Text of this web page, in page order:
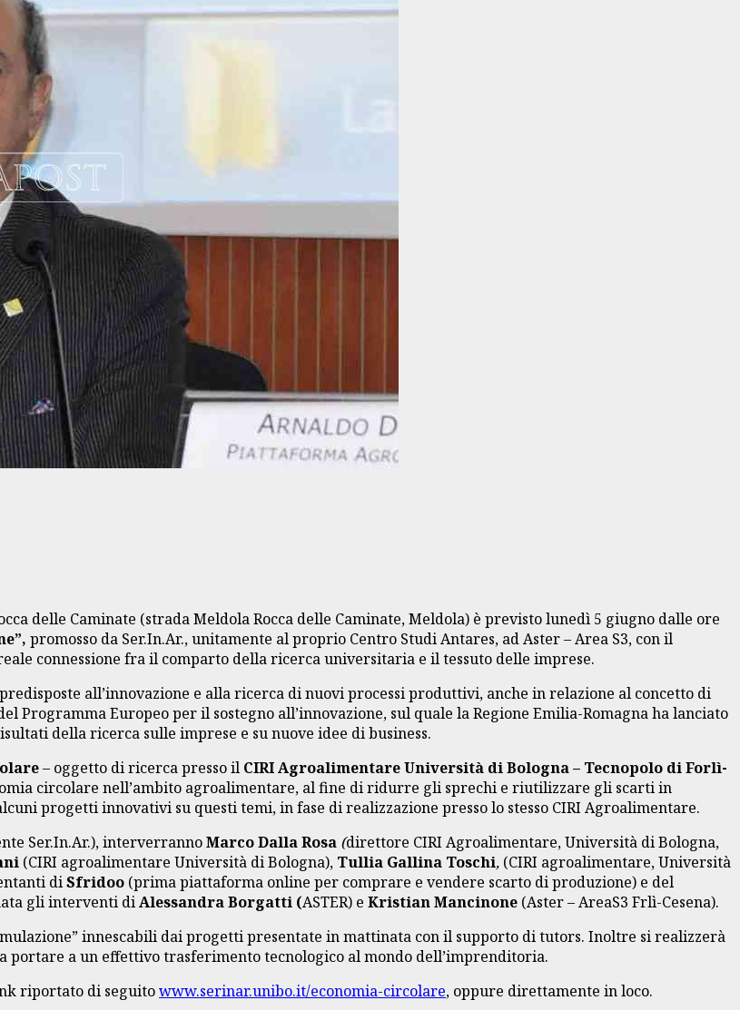
delle Caminate (strada Meldola Rocca delle Caminate, Meldola) è previsto lunedì 5 giugno dalle ore
promosso da Ser.In.Ar., unitamente al proprio Centro Studi Antares, ad Aster – Area S3, con il
connessione fra il comparto della ricerca universitaria e il tessuto delle imprese.
all’innovazione e alla ricerca di nuovi processi produttivi, anche in relazione al concetto di
Programma Europeo per il sostegno all’innovazione, sul quale la Regione Emilia-Romagna ha lanciato
della ricerca sulle imprese e su nuove idee di business.
– oggetto di ricerca presso il CIRI Agroalimentare Università di Bologna – Tecnopolo di Forlì-
circolare nell’ambito agroalimentare, al fine di ridurre gli sprechi e riutilizzare gli scarti in
progetti innovativi su questi temi, in fase di realizzazione presso lo stesso CIRI Agroalimentare.
Ser.In.Ar.), interverrannoMarco Dalla Rosa (direttore CIRI Agroalimentare, Università di Bologna,
(CIRI agroalimentare Università di Bologna), Tullia Gallina Toschi, (CIRI agroalimentare, Università
diSfridoo (prima piattaforma online per comprare e vendere scarto di produzione) e del
gli interventi diAlessandra Borgatti (ASTER) e Kristian Mancinone (Aster – AreaS3 Frlì-Cesena).
innescabili dai progetti presentate in mattinata con il supporto di tutors. Inoltre si realizzerà
portare a un effettivo trasferimento tecnologico al mondo dell’imprenditoria.
riportato di seguitowww.serinar.unibo.it/economia-circolare, oppure direttamente in loco.